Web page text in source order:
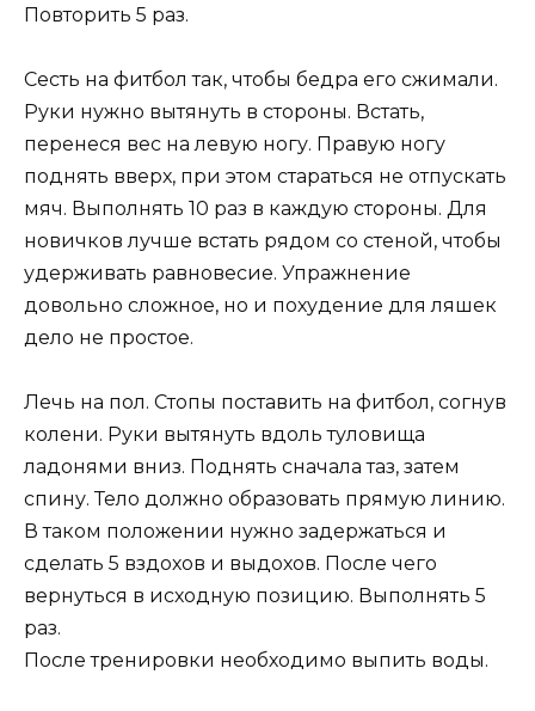
Повторить 5 раз.
Сесть на фитбол так, чтобы бедра его сжимали.
Руки нужно вытянуть в стороны. Встать,
перенеся вес на левую ногу. Правую ногу
поднять вверх, при этом стараться не отпускать
мяч. Выполнять 10 раз в каждую стороны. Для
новичков лучше встать рядом со стеной, чтобы
удерживать равновесие. Упражнение
довольно сложное, но и похудение для ляшек
дело не простое.
Лечь на пол. Стопы поставить на фитбол, согнув
колени. Руки вытянуть вдоль туловища
ладонями вниз. Поднять сначала таз, затем
спину. Тело должно образовать прямую линию.
В таком положении нужно задержаться и
сделать 5 вздохов и выдохов. После чего
вернуться в исходную позицию. Выполнять 5
раз.
После тренировки необходимо выпить воды.